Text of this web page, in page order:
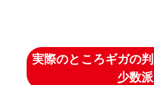
実際のところギガの
少数派